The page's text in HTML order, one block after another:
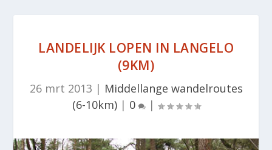
LANDELIJK LOPEN IN LANGELO
(9KM)
26 mrt 2013 | Middellange wandelroutes
(6-10km)| 0 |